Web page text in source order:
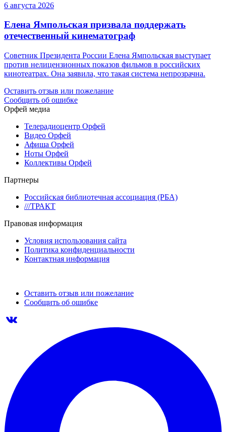
6 августа 2026
Елена Ямпольская призвала поддержать
отечественный кинематограф
Советник Президента России Елена Ямпольская выступает
против нелицензионных показов фильмов в российских
кинотеатрах. Она заявила, что такая система непрозрачна.
Оставить отзыв или пожелание
Сообщить об ошибке
Орфей медиа
Телерадиоцентр Орфей
Видео Орфей
Афиша Орфей
Ноты Орфей
Коллективы Орфей
Партнеры
Российская библиотечная ассоциация (РБА)
///ТРАКТ
Правовая информация
Условия использования сайта
Политика конфиденциальности
Контактная информация
Оставить отзыв или пожелание
Сообщить об ошибке